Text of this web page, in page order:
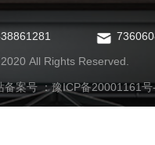
All Rights Reserved.
备案号 ：豫ICP备20001161号